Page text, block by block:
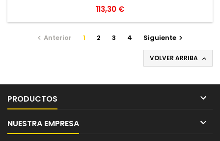
Precio
113,30 €
 Anterior 1 2 3 4 Siguiente 
VOLVER ARRIBA 
PRODUCTOS 
NUESTRA EMPRESA 